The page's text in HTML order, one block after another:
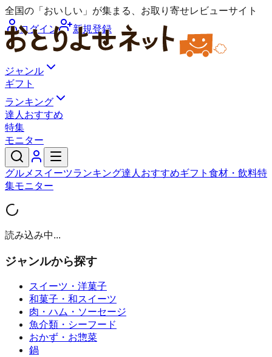
全国の「おいしい」が集まる、お取り寄せレビューサイト
ログイン
新規登録
ジャンル
ギフト
ランキング
達人おすすめ
特集
モニター
グルメ スイーツランキング達人おすすめギフト 食材・飲料特
集モニター
読み込み中...
ジャンルから探す
スイーツ・洋菓子
和菓子・和スイーツ
肉・ハム・ソーセージ
魚介類・シーフード
おかず・お惣菜
鍋